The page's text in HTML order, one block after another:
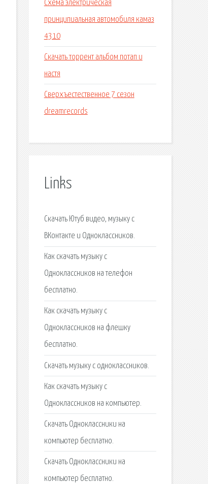
Схема электрическая
принципиальная автомобиля камаз
4310
Скачать торрент альбом потап и
настя
Сверхъестественное 7 сезон
dreamrecords
Links
Скачать Ютуб видео, музыку с
ВКонтакте и Одноклассников.
Как скачать музыку с
Одноклассников на телефон
бесплатно.
Как скачать музыку с
Одноклассников на флешку
бесплатно.
Скачать музыку с одноклассников.
Как скачать музыку с
Одноклассников на компьютер.
Скачать Одноклассники на
компьютер бесплатно.
Скачать Одноклассники на
компьютер бесплатно.